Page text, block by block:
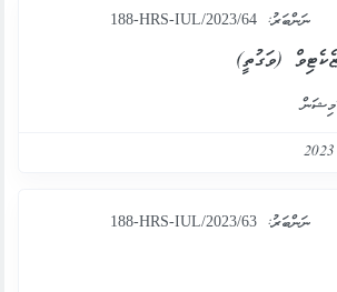
ނަންބަރު: 188-HRS-IUL/2023/64
(ވަގުތީ)
ނަންބަރު: 188-HRS-IUL/2023/63